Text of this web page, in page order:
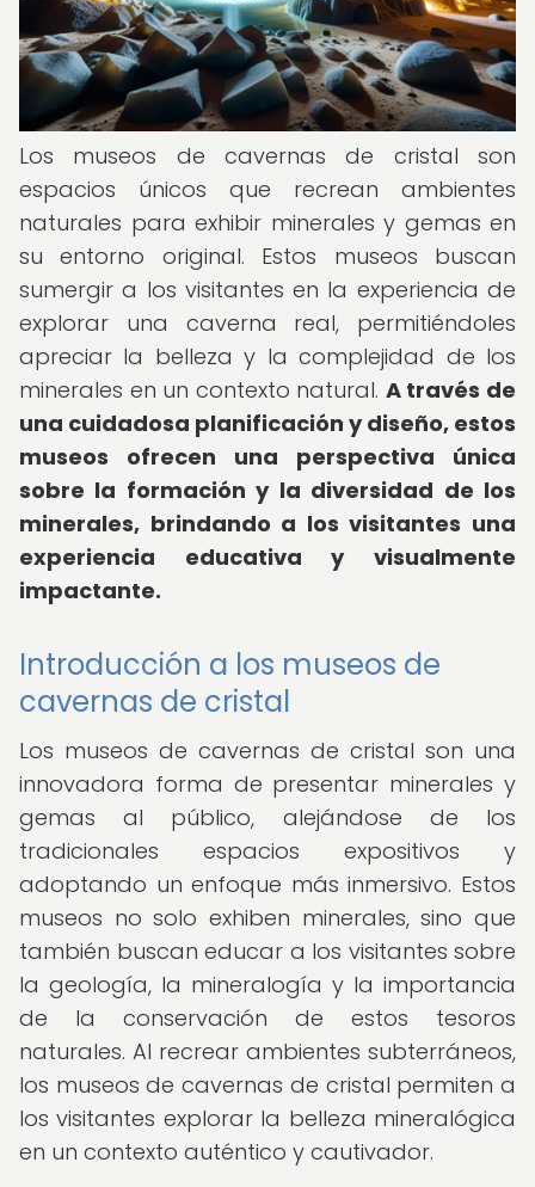
Los museos de cavernas de cristal son
espacios únicos que recrean ambientes
naturales para exhibir minerales y gemas en
su entorno original. Estos museos buscan
sumergir a los visitantes en la experiencia de
explorar una caverna real, permitiéndoles
apreciar la belleza y la complejidad de los
minerales en un contexto natural. A través de
una cuidadosa planificación y diseño, estos
museos ofrecen una perspectiva única
sobre la formación y la diversidad de los
minerales, brindando a los visitantes una
experiencia educativa y visualmente
impactante.
Introducción a los museos de
cavernas de cristal
Los museos de cavernas de cristal son una
innovadora forma de presentar minerales y
gemas al público, alejándose de los
tradicionales espacios expositivos y
adoptando un enfoque más inmersivo. Estos
museos no solo exhiben minerales, sino que
también buscan educar a los visitantes sobre
la geología, la mineralogía y la importancia
de la conservación de estos tesoros
naturales. Al recrear ambientes subterráneos,
los museos de cavernas de cristal permiten a
los visitantes explorar la belleza mineralógica
en un contexto auténtico y cautivador.